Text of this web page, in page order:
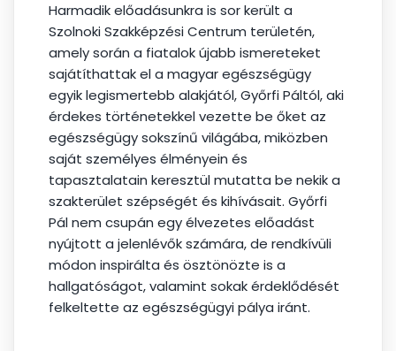
Harmadik előadásunkra is sor került a
Szolnoki Szakképzési Centrum területén,
amely során a fiatalok újabb ismereteket
sajátíthattak el a magyar egészségügy
egyik legismertebb alakjától, Győrfi Páltól, aki
érdekes történetekkel vezette be őket az
egészségügy sokszínű világába, miközben
saját személyes élményein és
tapasztalatain keresztül mutatta be nekik a
szakterület szépségét és kihívásait. Győrfi
Pál nem csupán egy élvezetes előadást
nyújtott a jelenlévők számára, de rendkívüli
módon inspirálta és ösztönözte is a
hallgatóságot, valamint sokak érdeklődését
felkeltette az egészségügyi pálya iránt.